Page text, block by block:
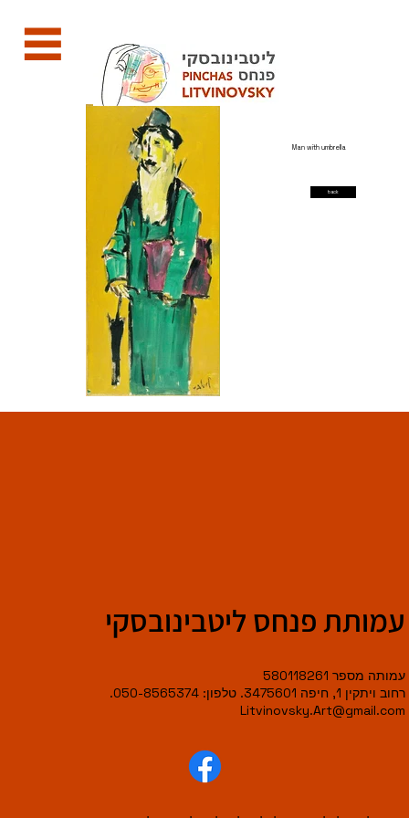
Man with umbrella
back
עמותת פנחס ליטבינובסקי
עמותה מספר 580118261
רחוב ויתקין 1, חיפה 3475601. טלפון: 050-8565374.
Litvinovsky.Art@gmail.com